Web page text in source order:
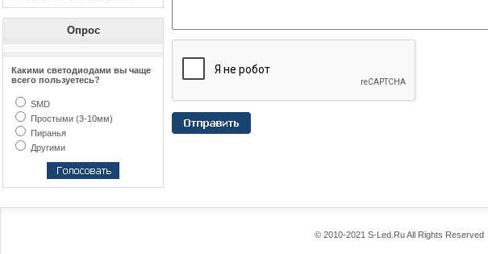
Опрос
Какими светодиодами вы чаще
всего пользуетесь?
SMD
Простыми (3-10мм)
Пиранья
Другими
© 2010-2021 S-Led.Ru All Rights Reserved